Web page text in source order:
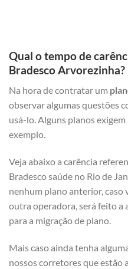
Qual o tempo de
Bradesco Arvorezinha?
Na hora de contratar um
observar algumas questões
usá-lo. Alguns planos exigem
exemplo.
Veja abaixo a carência
Bradesco saúde no Rio de
nenhum plano anterior, caso
outra operadora, será feito a
para a migração de plano.
Mais caso ainda tenha
nossos corretores que estão